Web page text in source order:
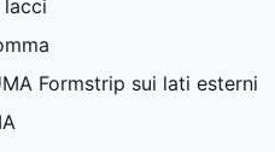
lacci
Formstrip sui lati esterni